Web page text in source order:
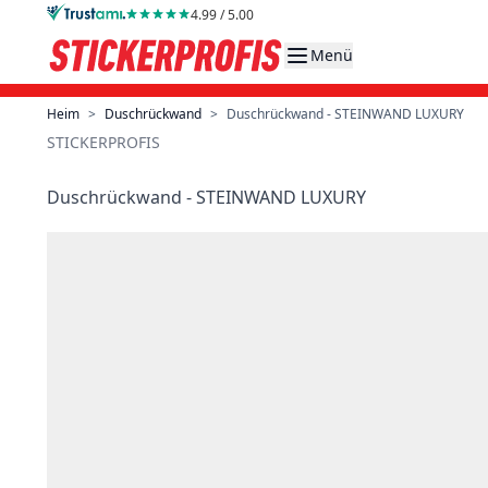
Direkt zum Inhalt 4.99 / 5.00
Menü
Heim > Duschrückwand > Duschrückwand - STEINWAND LUXURY
STICKERPROFIS
Duschrückwand - STEINWAND LUXURY